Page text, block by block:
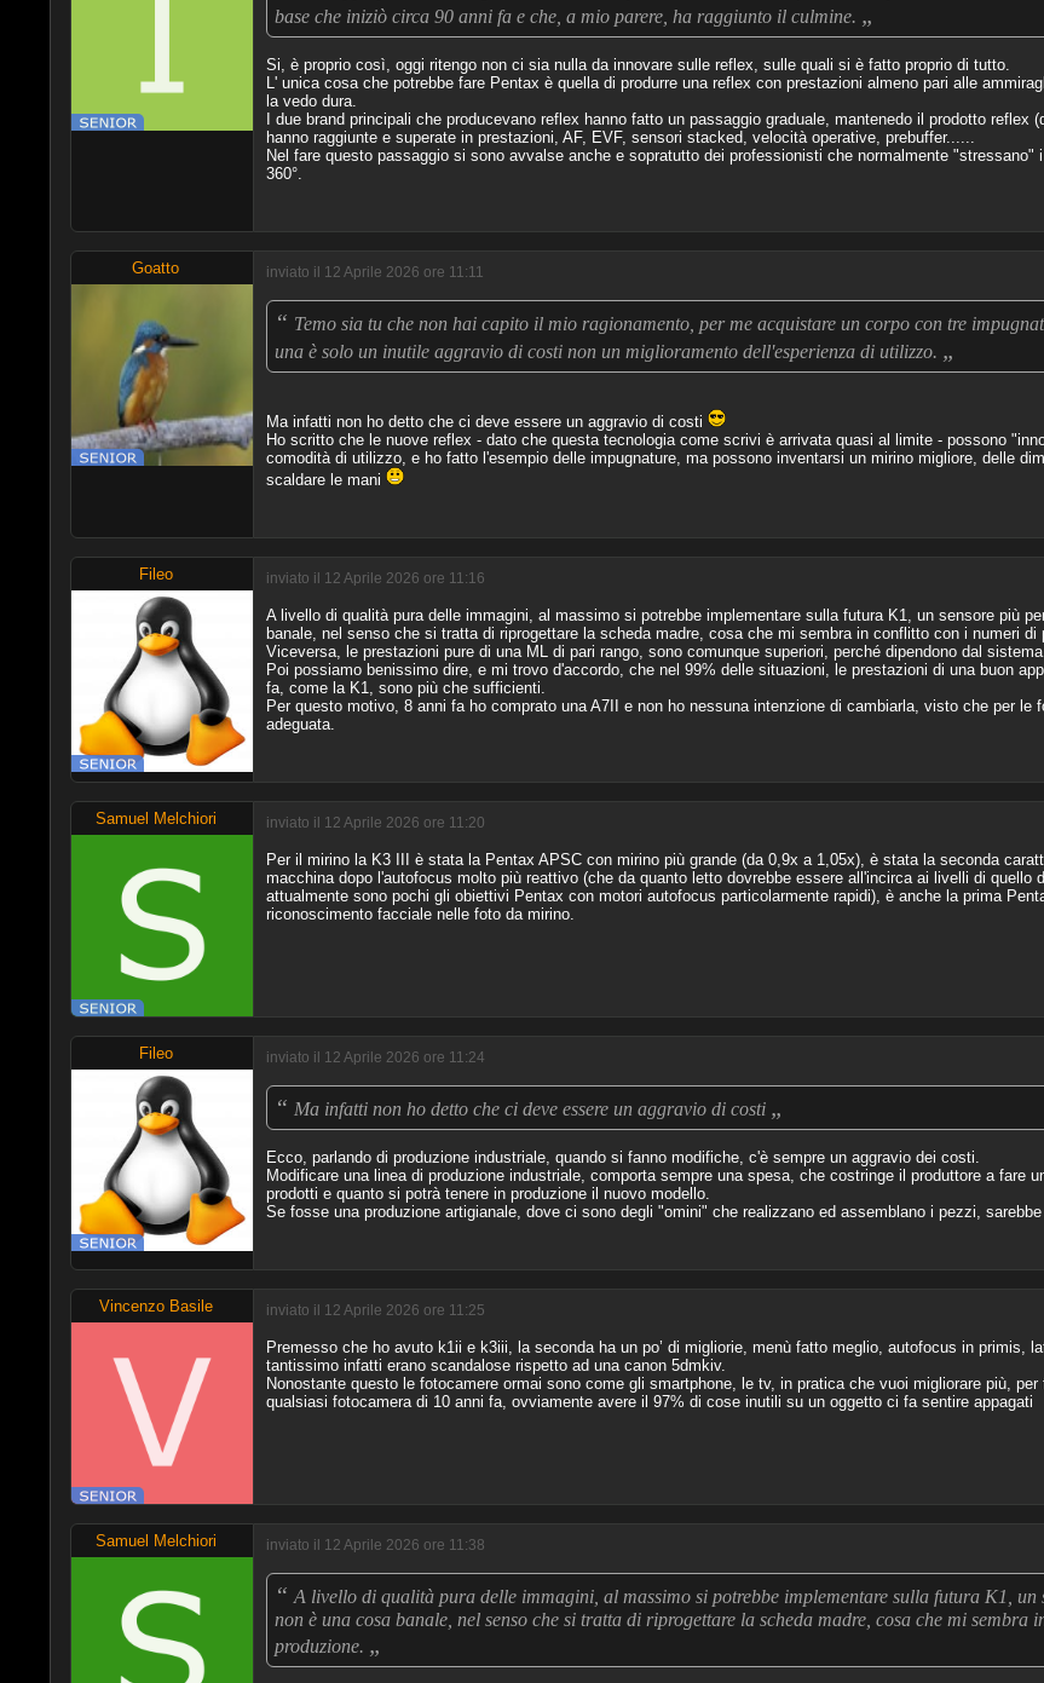
base che iniziò circa 90 anni fa e che, a mio parere, ha raggiunto il culmine. „
Si, è proprio così, oggi ritengo non ci sia nulla da innovare sulle reflex, sulle quali si è fatto proprio di tutto.
L' unica cosa che potrebbe fare Pentax è quella di produrre una reflex con prestazioni almeno pari alle
la vedo dura.
I due brand principali che producevano reflex hanno fatto un passaggio graduale, mantenedo il prodotto reflex
hanno raggiunte e superate in prestazioni, AF, EVF, sensori stacked, velocità operative, prebuffer......
Nel fare questo passaggio si sono avvalse anche e sopratutto dei professionisti che normalmente "stressano"
360°.
Goatto inviato il 12 Aprile 2026 ore 11:11
“ Temo sia tu che non hai capito il mio ragionamento, per me acquistare un corpo con tre
una è solo un inutile aggravio di costi non un miglioramento dell'esperienza di utilizzo. „
Ma infatti non ho detto che ci deve essere un aggravio di costi
Ho scritto che le nuove reflex - dato che questa tecnologia come scrivi è arrivata quasi al limite - possono
comodità di utilizzo, e ho fatto l'esempio delle impugnature, ma possono inventarsi un mirino migliore, delle
scaldare le mani
Fileo inviato il 12 Aprile 2026 ore 11:16
A livello di qualità pura delle immagini, al massimo si potrebbe implementare sulla futura K1, un sensore più
banale, nel senso che si tratta di riprogettare la scheda madre, cosa che mi sembra in conflitto con i numeri di
Viceversa, le prestazioni pure di una ML di pari rango, sono comunque superiori, perché dipendono dal sistema.
Poi possiamo benissimo dire, e mi trovo d'accordo, che nel 99% delle situazioni, le prestazioni di una buon
fa, come la K1, sono più che sufficienti.
Per questo motivo, 8 anni fa ho comprato una A7II e non ho nessuna intenzione di cambiarla, visto che per le
adeguata.
Samuel Melchiori inviato il 12 Aprile 2026 ore 11:20
Per il mirino la K3 III è stata la Pentax APSC con mirino più grande (da 0,9x a 1,05x), è stata la seconda
macchina dopo l'autofocus molto più reattivo (che da quanto letto dovrebbe essere all'incirca ai livelli di quello
attualmente sono pochi gli obiettivi Pentax con motori autofocus particolarmente rapidi), è anche la prima
riconoscimento facciale nelle foto da mirino.
Fileo inviato il 12 Aprile 2026 ore 11:24
“ Ma infatti non ho detto che ci deve essere un aggravio di costi „
Ecco, parlando di produzione industriale, quando si fanno modifiche, c'è sempre un aggravio dei costi.
Modificare una linea di produzione industriale, comporta sempre una spesa, che costringe il produttore a fare
prodotti e quanto si potrà tenere in produzione il nuovo modello.
Se fosse una produzione artigianale, dove ci sono degli "omini" che realizzano ed assemblano i pezzi, sarebbe
Vincenzo Basile inviato il 12 Aprile 2026 ore 11:25
Premesso che ho avuto k1ii e k3iii, la seconda ha un po’ di migliorie, menù fatto meglio, autofocus in primis,
tantissimo infatti erano scandalose rispetto ad una canon 5dmkiv.
Nonostante questo le fotocamere ormai sono come gli smartphone, le tv, in pratica che vuoi migliorare più,
qualsiasi fotocamera di 10 anni fa, ovviamente avere il 97% di cose inutili su un oggetto ci fa sentire appagati
Samuel Melchiori inviato il 12 Aprile 2026 ore 11:38
“ A livello di qualità pura delle immagini, al massimo si potrebbe implementare sulla futura K1, un
non è una cosa banale, nel senso che si tratta di riprogettare la scheda madre, cosa che mi sembra
produzione. „